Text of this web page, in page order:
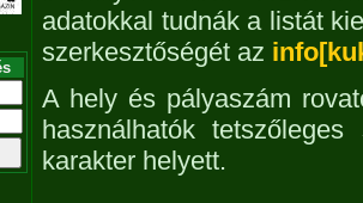
adatokkal tudnák a listát
szerkesztőségét az
A hely és pályaszám
használhatók
karakter helyett.